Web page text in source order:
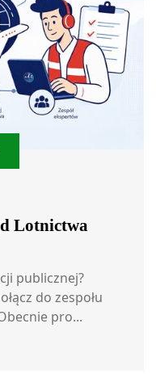
Lotnictwa
publicznej?
do zespołu
pro...